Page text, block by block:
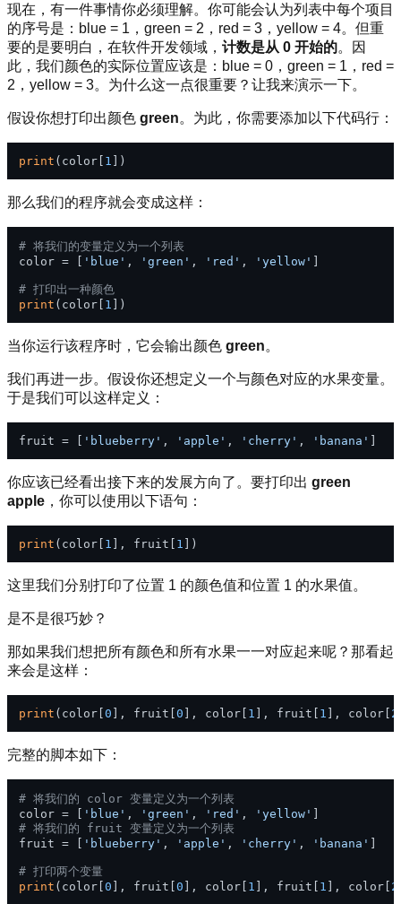
现在，有一件事情你必须理解。你可能会认为列表中每个项目
的序号是：blue = 1，green = 2，red = 3，yellow = 4。但重
要的是要明白，在软件开发领域， 计数是从 0 开始的。因
此，我们颜色的实际位置应该是：blue = 0，green = 1，red =
2，yellow = 3。为什么这一点很重要？让我来演示一下。
假设你想打印出颜色 green。为此，你需要添加以下代码行：
print (color[ 1
那么我们的程序就会变成这样：
# 将我们的变量定义为一个列表
color = [ 'blue' , 'green' , 'red' , 'yellow' ]
# 打印出一种颜色
print (color[ 1
当你运行该程序时，它会输出颜色 green。
我们再进一步。假设你还想定义一个与颜色对应的水果变量。
于是我们可以这样定义：
fruit = [ 'blueberry' , 'apple' , 'cherry' , 'banana'
你应该已经看出接下来的发展方向了。要打印出 green
apple ，你可以使用以下语句：
print (color[ 1 ], fruit[ 1
这里我们分别打印了位置 1 的颜色值和位置 1 的水果值。
是不是很巧妙？
那如果我们想把所有颜色和所有水果一一对应起来呢？那看起
来会是这样：
print (color[0 ], fruit[0 ], color[ 1 ], fruit[ 1 ], color[ 2
完整的脚本如下：
# 将我们的 color 变量定义为一个列表
color = [ 'blue' , 'green' , 'red' , 'yellow'
# 将我们的 fruit 变量定义为一个列表
fruit = [ 'blueberry' , 'apple' , 'cherry' , 'banana' ]
# 打印两个变量
print (color[0 ], fruit[0 ], color[ 1 ], fruit[ 1 ], color[ 2